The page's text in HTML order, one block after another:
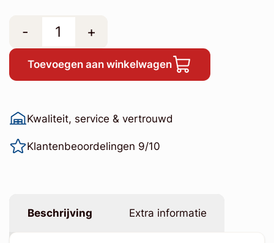
- +
Toevoegen aan winkelwagen
Kwaliteit, service & vertrouwd
Klantenbeoordelingen 9/10
Beschrijving Extra informatie